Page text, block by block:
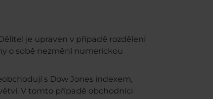
je upraven v případě rozdělení
o sobě nezmění numerickou
s Dow Jones indexem,
V tomto případě obchodníci